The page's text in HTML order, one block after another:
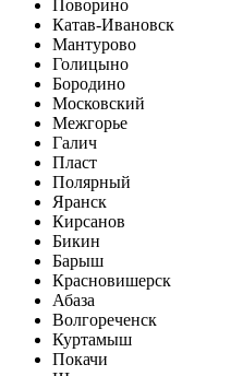
Поворино
Катав-Ивановск
Мантурово
Голицыно
Бородино
Московский
Межгорье
Галич
Пласт
Полярный
Яранск
Кирсанов
Бикин
Барыш
Красновишерск
Абаза
Волгореченск
Куртамыш
Покачи